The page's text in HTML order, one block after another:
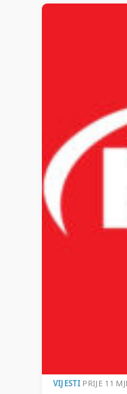
VIJESTI PRIJE 11